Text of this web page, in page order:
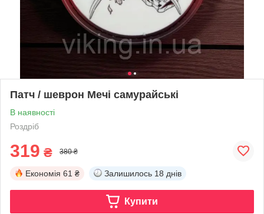
Патч / шеврон Мечі самурайські
В наявності
Роздріб
319 ₴ 380 ₴
Економія 61 ₴ Залишилось 18 днів
Купити